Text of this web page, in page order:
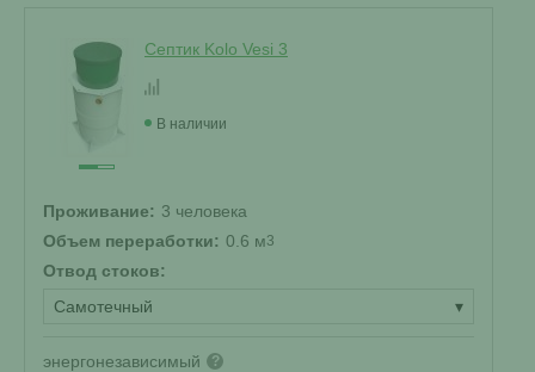
Септик Kolo Vesi 3
В наличии
Проживание: 3 человека
Объем переработки: 0.6 м3
Отвод стоков:
Самотечный
▾
энергонезависимый ?